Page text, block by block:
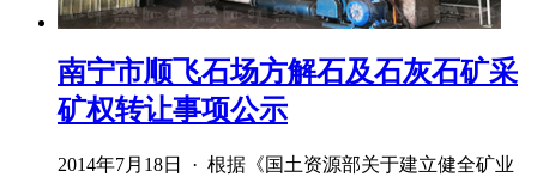
南宁市顺飞石场方解石及石灰石矿采
矿权转让事项公示
2014年7月18日 · 根据《国土资源部关于建立健全矿业